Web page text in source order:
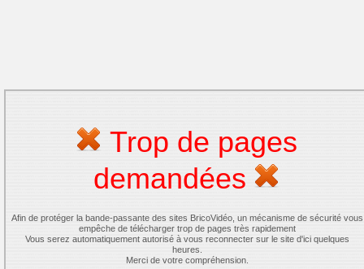
Trop de pages
demandées
Afin de protéger la bande-passante des sites BricoVidéo, un mécanisme de sécurité vous
empêche de télécharger trop de pages très rapidement
Vous serez automatiquement autorisé à vous reconnecter sur le site d'ici quelques
heures.
Merci de votre compréhension.